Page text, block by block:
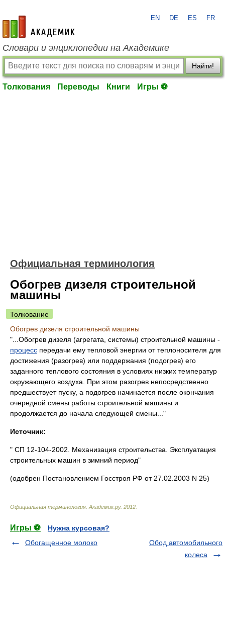
academic.ru
EN DE ES FR
Словари и энциклопедии на Академике
Найти!
Толкования Переводы Книги Игры ⚽
Официальная терминология
Обогрев дизеля строительной
машины
Толкование
Обогрев дизеля строительной машины
"...Обогрев дизеля (агрегата, системы) строительной машины -
процесс передачи ему тепловой энергии от теплоносителя для
достижения (разогрев) или поддержания (подогрев) его
заданного теплового состояния в условиях низких температур
окружающего воздуха. При этом разогрев непосредственно
предшествует пуску, а подогрев начинается после окончания
очередной смены работы строительной машины и
продолжается до начала следующей смены..."
Источник:
" СП 12-104-2002. Механизация строительства. Эксплуатация
строительных машин в зимний период"
(одобрен Постановлением Госстроя РФ от 27.02.2003 N 25)
Официальная терминология Академик.ру. 2012
Игры ⚽
Нужна курсовая?
Обогащенное молоко
Обод автомобильного
колеса